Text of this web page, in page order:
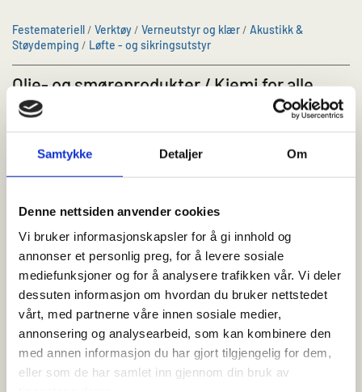
Samtykke Detaljer Om
Denne nettsiden anvender cookies
Vi bruker informasjonskapsler for å gi innhold og
annonser et personlig preg, for å levere sosiale
mediefunksjoner og for å analysere trafikken vår. Vi deler
dessuten informasjon om hvordan du bruker nettstedet
vårt, med partnerne våre innen sosiale medier,
annonsering og analysearbeid, som kan kombinere den
med annen informasjon du har gjort tilgjengelig for dem,
eller som de har samlet inn gjennom din bruk av
Festemateriell / Verktøy / Verneutstyr og klær / Akustikk &
Støydemping / Løfte - og sikringsutstyr
Olje- og smøreprodukter / Kjemi for alle
formål
lakk, tetning, oljer eller renseprodukter kan vi
hjelpe deg.
Vi har selvsagt både de tradisjonelle produktene på
markedet, i tillegg til en rekke miljøvennlige alternativer der
dette er påkrevet eller ønskelig.
Stort sortiment som garantert dekker hele ditt daglige behov
gjennom våre merker som for eksempel WD-40,
CorroProtect, Permatex,Gorilla glue,
CRC,Loctite,Valvoline ,Careq ,Tectyl,Turtle Wax, Aspen
,904